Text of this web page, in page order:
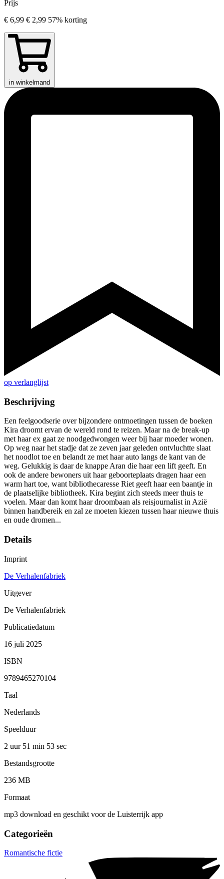
Prijs
€ 6,99 € 2,99 57% korting
in winkelmand
op verlanglijst
Beschrijving
Een feelgoodserie over bijzondere ontmoetingen tussen de boeken
Kira droomt ervan de wereld rond te reizen. Maar na de break-up
met haar ex gaat ze noodgedwongen weer bij haar moeder wonen.
Op weg naar het stadje dat ze zeven jaar geleden ontvluchtte slaat
het noodlot toe en belandt ze met haar auto langs de kant van de
weg. Gelukkig is daar de knappe Aran die haar een lift geeft. En
ook de andere bewoners uit haar geboorteplaats dragen haar een
warm hart toe, want bibliothecaresse Riet geeft haar een baantje in
de plaatselijke bibliotheek. Kira begint zich steeds meer thuis te
voelen. Maar dan komt haar droombaan als reisjournalist in Azië
binnen handbereik en zal ze moeten kiezen tussen haar nieuwe thuis
en oude dromen...
Details
Imprint
De Verhalenfabriek
Uitgever
De Verhalenfabriek
Publicatiedatum
16 juli 2025
ISBN
9789465270104
Taal
Nederlands
Speelduur
2 uur 51 min 53 sec
Bestandsgrootte
236 MB
Formaat
mp3 download en geschikt voor de Luisterrijk app
Categorieën
Romantische fictie